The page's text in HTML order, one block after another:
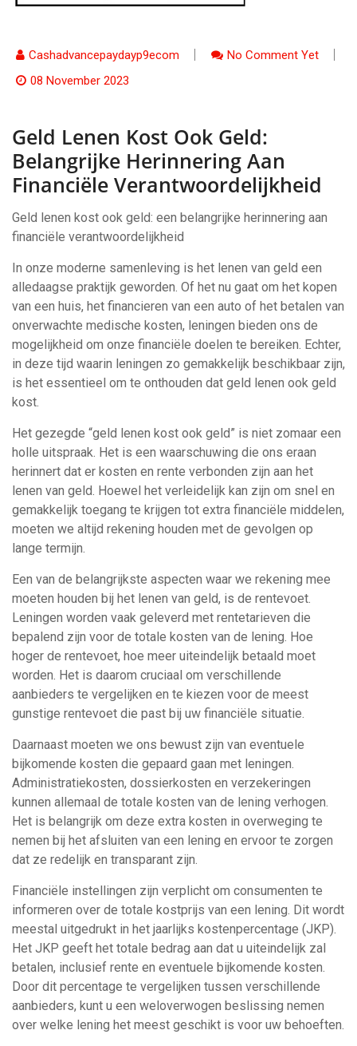
Cashadvancepaydayp9ecom
No Comment Yet
08 November 2023
Geld Lenen Kost Ook Geld:
Belangrijke Herinnering Aan
Financiële Verantwoordelijkheid
Geld lenen kost ook geld: een belangrijke herinnering aan
financiële verantwoordelijkheid
In onze moderne samenleving is het lenen van geld een
alledaagse praktijk geworden. Of het nu gaat om het kopen
van een huis, het financieren van een auto of het betalen van
onverwachte medische kosten, leningen bieden ons de
mogelijkheid om onze financiële doelen te bereiken. Echter,
in deze tijd waarin leningen zo gemakkelijk beschikbaar zijn,
is het essentieel om te onthouden dat geld lenen ook geld
kost.
Het gezegde “geld lenen kost ook geld” is niet zomaar een
holle uitspraak. Het is een waarschuwing die ons eraan
herinnert dat er kosten en rente verbonden zijn aan het
lenen van geld. Hoewel het verleidelijk kan zijn om snel en
gemakkelijk toegang te krijgen tot extra financiële middelen,
moeten we altijd rekening houden met de gevolgen op
lange termijn.
Een van de belangrijkste aspecten waar we rekening mee
moeten houden bij het lenen van geld, is de rentevoet.
Leningen worden vaak geleverd met rentetarieven die
bepalend zijn voor de totale kosten van de lening. Hoe
hoger de rentevoet, hoe meer uiteindelijk betaald moet
worden. Het is daarom cruciaal om verschillende
aanbieders te vergelijken en te kiezen voor de meest
gunstige rentevoet die past bij uw financiële situatie.
Daarnaast moeten we ons bewust zijn van eventuele
bijkomende kosten die gepaard gaan met leningen.
Administratiekosten, dossierkosten en verzekeringen
kunnen allemaal de totale kosten van de lening verhogen.
Het is belangrijk om deze extra kosten in overweging te
nemen bij het afsluiten van een lening en ervoor te zorgen
dat ze redelijk en transparant zijn.
Financiële instellingen zijn verplicht om consumenten te
informeren over de totale kostprijs van een lening. Dit wordt
meestal uitgedrukt in het jaarlijks kostenpercentage (JKP).
Het JKP geeft het totale bedrag aan dat u uiteindelijk zal
betalen, inclusief rente en eventuele bijkomende kosten.
Door dit percentage te vergelijken tussen verschillende
aanbieders, kunt u een weloverwogen beslissing nemen
over welke lening het meest geschikt is voor uw behoeften.